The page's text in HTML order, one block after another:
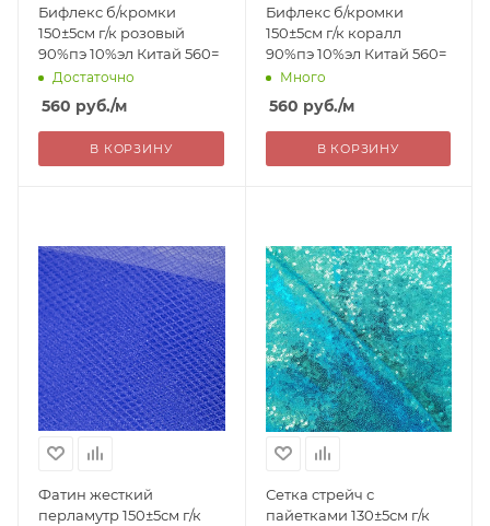
Бифлекс б/кромки
150±5см г/к розовый
90%пэ 10%эл Китай 560=
Достаточно
560 руб./м
В КОРЗИНУ
Бифлекс б/кромки
150±5см г/к коралл
90%пэ 10%эл Китай 560=
Много
560 руб./м
В КОРЗИНУ
Фатин жесткий
перламутр 150±5см г/к
Сетка стрейч с
пайетками 130±5см г/к